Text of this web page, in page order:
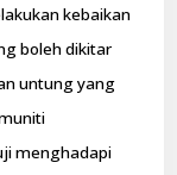
kebaikan
boleh dikitar
untung yang
menghadapi